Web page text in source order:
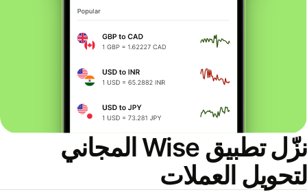
نزّل تطبيق Wise المجاني
العملات